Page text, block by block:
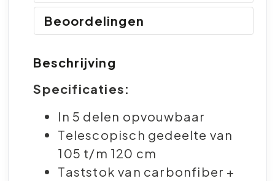
Beoordelingen
Beschrijving
Specificaties:
In 5 delen opvouwbaar
Telescopisch gedeelte van
105 t/m 120 cm
Taststok van carbonfiber +